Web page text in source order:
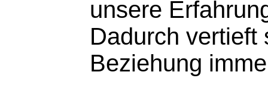
unsere
Dadurch vertieft
Beziehung